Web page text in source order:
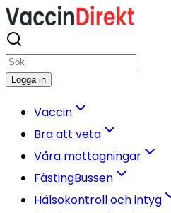
Logga in
Vaccin
Bra att veta
Våra mottagningar
FästingBussen
Hälsokontroll och intyg